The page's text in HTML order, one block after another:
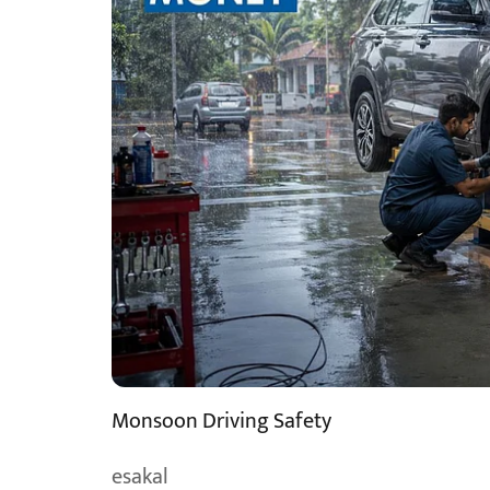
Monsoon Driving Safety
esakal